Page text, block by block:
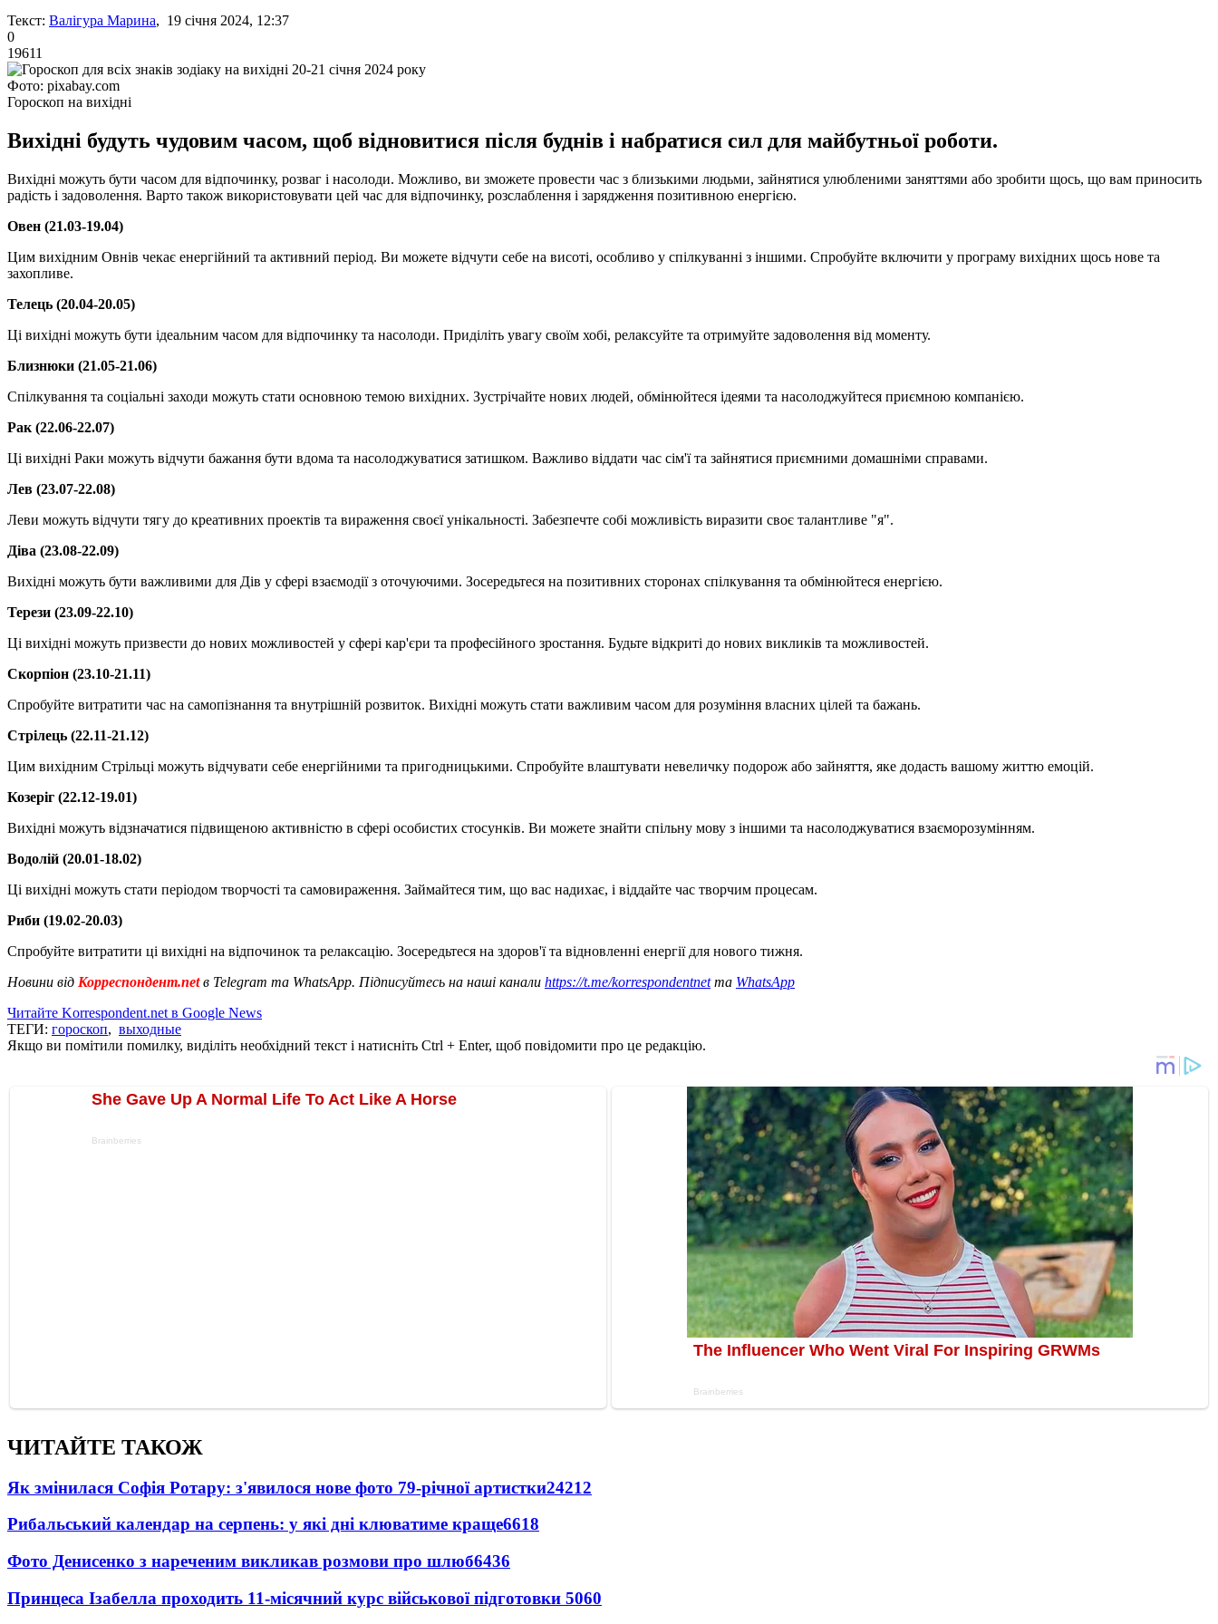
Текст: Валігура Марина, 19 січня 2024, 12:37
0
19611
Фото: pixabay.com
Гороскоп на вихідні
Вихідні будуть чудовим часом, щоб відновитися після буднів і набратися сил для майбутньої роботи.
Вихідні можуть бути часом для відпочинку, розваг і насолоди. Можливо, ви зможете провести час з близькими людьми, зайнятися улюбленими заняттями або зробити щось, що вам приносить
радість і задоволення. Варто також використовувати цей час для відпочинку, розслаблення і зарядження позитивною енергією.
Овен (21.03-19.04)
Цим вихідним Овнів чекає енергійний та активний період. Ви можете відчути себе на висоті, особливо у спілкуванні з іншими. Спробуйте включити у програму вихідних щось нове та
захопливе.
Телець (20.04-20.05)
Ці вихідні можуть бути ідеальним часом для відпочинку та насолоди. Приділіть увагу своїм хобі, релаксуйте та отримуйте задоволення від моменту.
Близнюки (21.05-21.06)
Спілкування та соціальні заходи можуть стати основною темою вихідних. Зустрічайте нових людей, обмінюйтеся ідеями та насолоджуйтеся приємною компанією.
Рак (22.06-22.07)
Ці вихідні Раки можуть відчути бажання бути вдома та насолоджуватися затишком. Важливо віддати час сім'ї та зайнятися приємними домашніми справами.
Лев (23.07-22.08)
Леви можуть відчути тягу до креативних проектів та вираження своєї унікальності. Забезпечте собі можливість виразити своє талантливе "я".
Діва (23.08-22.09)
Вихідні можуть бути важливими для Дів у сфері взаємодії з оточуючими. Зосередьтеся на позитивних сторонах спілкування та обмінюйтеся енергією.
Терези (23.09-22.10)
Ці вихідні можуть призвести до нових можливостей у сфері кар'єри та професійного зростання. Будьте відкриті до нових викликів та можливостей.
Скорпіон (23.10-21.11)
Спробуйте витратити час на самопізнання та внутрішній розвиток. Вихідні можуть стати важливим часом для розуміння власних цілей та бажань.
Стрілець (22.11-21.12)
Цим вихідним Стрільці можуть відчувати себе енергійними та пригодницькими. Спробуйте влаштувати невеличку подорож або зайняття, яке додасть вашому життю емоцій.
Козеріг (22.12-19.01)
Вихідні можуть відзначатися підвищеною активністю в сфері особистих стосунків. Ви можете знайти спільну мову з іншими та насолоджуватися взаєморозумінням.
Водолій (20.01-18.02)
Ці вихідні можуть стати періодом творчості та самовираження. Займайтеся тим, що вас надихає, і віддайте час творчим процесам.
Риби (19.02-20.03)
Спробуйте витратити ці вихідні на відпочинок та релаксацію. Зосередьтеся на здоров'ї та відновленні енергії для нового тижня.
Новини від Корреспондент.netв Telegram та WhatsApp. Підписуйтесь на наші канали https://t.me/korrespondentnetта WhatsApp
Читайте Korrespondent.net в Google News
ТЕГИ: гороскоп, выходные
Якщо ви помітили помилку, виділіть необхідний текст і натисніть Ctrl + Enter, щоб повідомити про це редакцію.
ЧИТАЙТЕ ТАКОЖ
Як змінилася Софія Ротару: з'явилося нове фото 79-річної артистки24212
Рибальський календар на серпень: у які дні клюватиме краще6618
Фото Денисенко з нареченим викликав розмови про шлюб6436
Принцеса Ізабелла проходить 11-місячний курс військової підготовки 5060